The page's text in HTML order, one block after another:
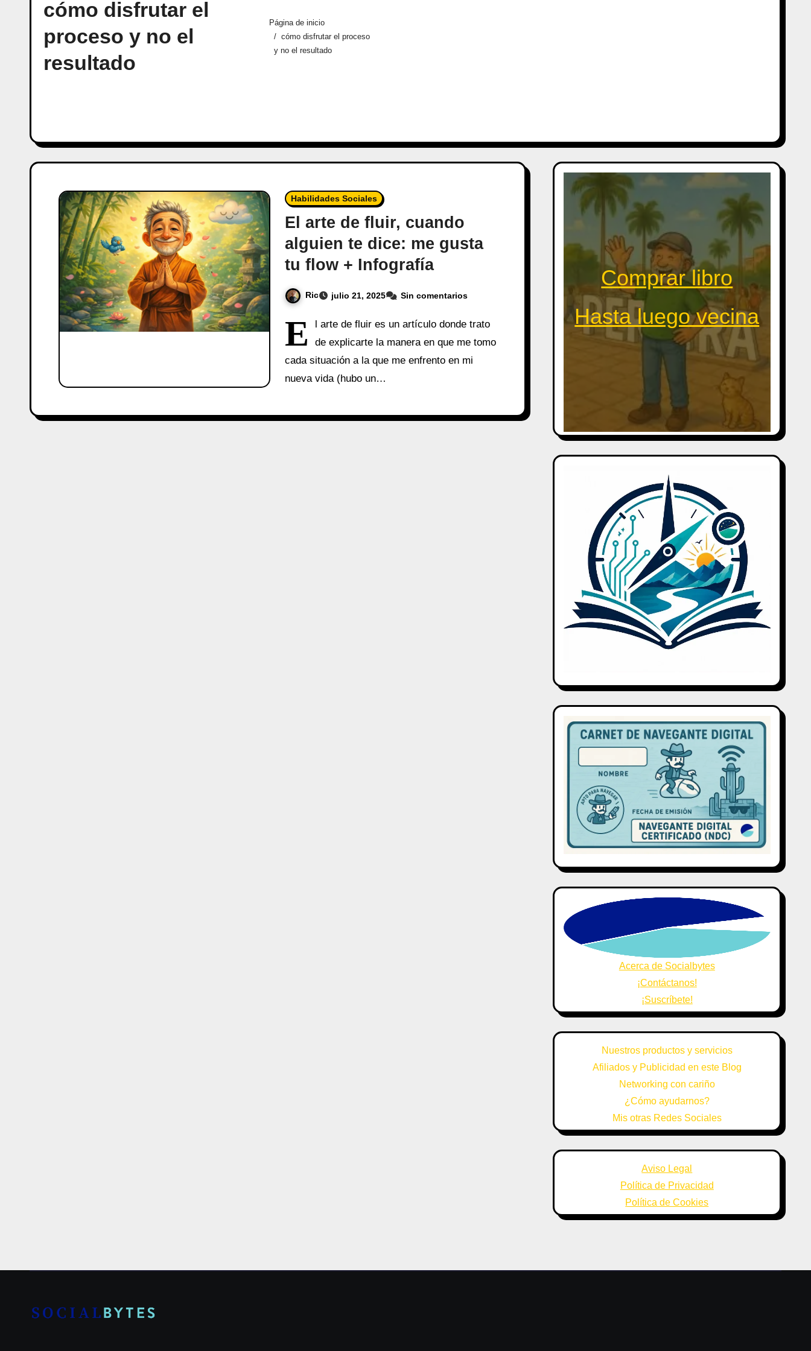
cómo disfrutar el
proceso y no el
resultado
Página de inicio
cómo disfrutar el proceso
y no el resultado
Habilidades Sociales
El arte de fluir, cuando
alguien te dice: me gusta
tu flow + Infografía
Ric julio 21, 2025 Sin comentarios
E
l arte de fluir es un artículo donde trato
de explicarte la manera en que me tomo
cada situación a la que me enfrento en mi
nueva vida (hubo un…
Comprar libro
Hasta luego vecina
Acerca de Socialbytes
¡Contáctanos!
¡Suscríbete!
Nuestros productos y servicios
Afiliados y Publicidad en este Blog
Networking con cariño
¿Cómo ayudarnos?
Mis otras Redes Sociales
Aviso Legal
Política de Privacidad
Política de Cookies